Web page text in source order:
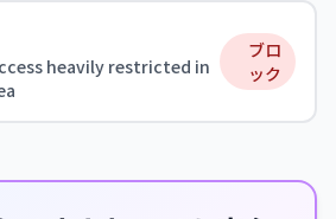
heavily restricted in
ブロ
ック